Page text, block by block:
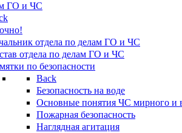
ГО и ЧС
отдела по делам ГО и ЧС
отдела по делам ГО и ЧС
по безопасности
Back
Безопасность на воде
Основные понятия ЧС мирного и
Пожарная безопасность
Наглядная агитация